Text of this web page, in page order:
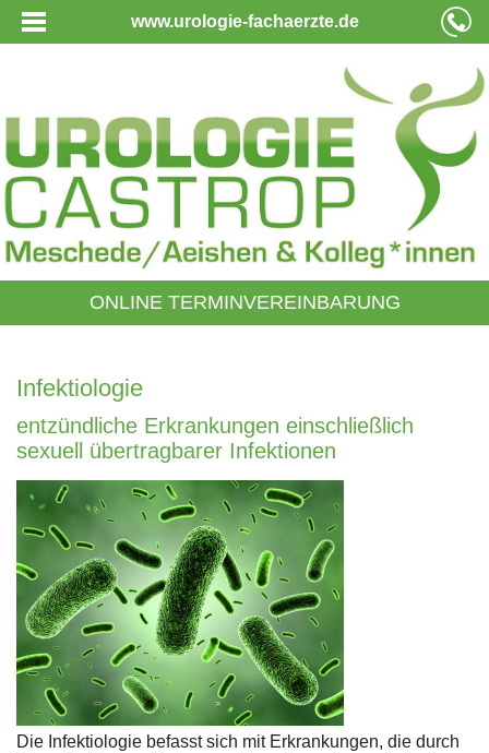
www.urologie-fachaerzte.de
ONLINE TERMINVEREINBARUNG
Infektiologie
entzündliche Erkrankungen einschließlich
sexuell übertragbarer Infektionen
Die Infektiologie befasst sich mit Erkrankungen, die durch